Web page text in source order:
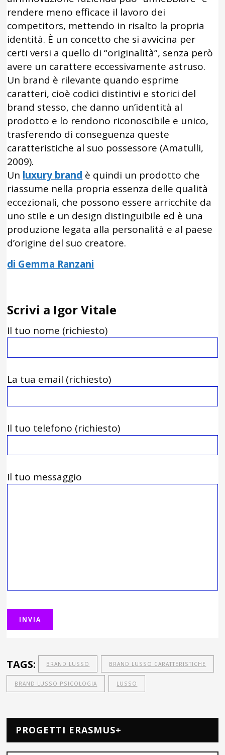
rendere meno efficace il lavoro dei
competitors, mettendo in risalto la propria
identità. È un concetto che si avvicina per
certi versi a quello di “originalità”, senza però
avere un carattere eccessivamente astruso.
Un brand è rilevante quando esprime
caratteri, cioè codici distintivi e storici del
brand stesso, che danno un’identità al
prodotto e lo rendono riconoscibile e unico,
trasferendo di conseguenza queste
caratteristiche al suo possessore (Amatulli,
2009).
Un luxury brand è quindi un prodotto che
riassume nella propria essenza delle qualità
eccezionali, che possono essere arricchite da
uno stile e un design distinguibile ed è una
produzione legata alla personalità e al paese
d’origine del suo creatore.
di Gemma Ranzani
Scrivi a Igor Vitale
Il tuo nome (richiesto)
La tua email (richiesto)
Il tuo telefono (richiesto)
Il tuo messaggio
TAGS: BRAND LUSSO BRAND LUSSO CARATTERISTICHE
BRAND LUSSO PSICOLOGIA LUSSO
PROGETTI ERASMUS+